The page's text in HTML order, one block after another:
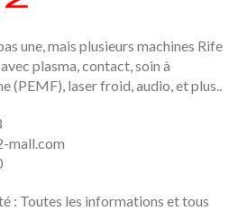
une, mais plusieurs machines Rife
plasma, contact, soin à
(PEMF), laser froid, audio, et plus..
mall.com
: Toutes les informations et tous